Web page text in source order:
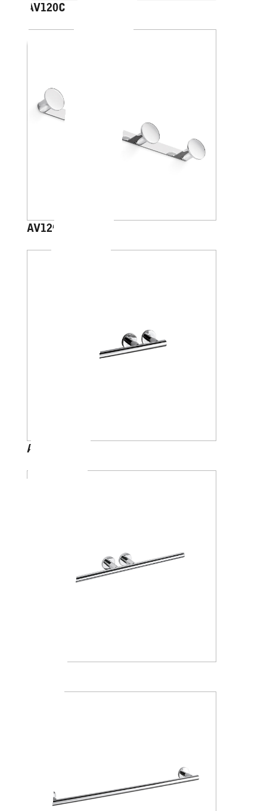
AV120C
AV120D
A4618A